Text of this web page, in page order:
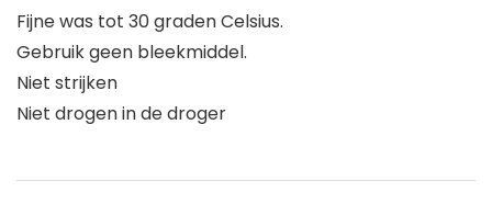
Fijne was tot 30 graden Celsius.
Gebruik geen bleekmiddel.
Niet strijken
Niet drogen in de droger